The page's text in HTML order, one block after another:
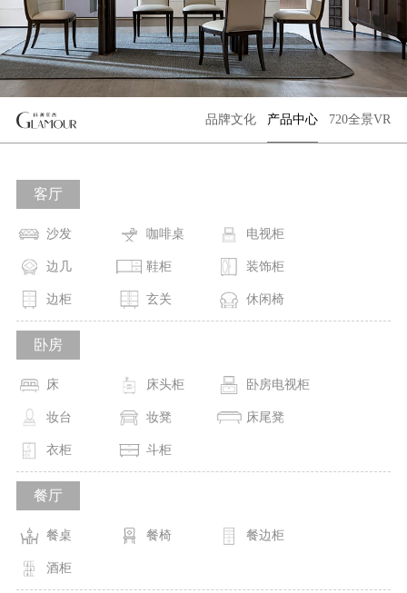
品牌文化 产品中心 720全景VR
客厅
沙发 咖啡桌 电视柜
边几 鞋柜 装饰柜
边柜 玄关 休闲椅
卧房
床 床头柜 卧房电视柜
妆台 妆凳 床尾凳
衣柜 斗柜
餐厅
餐桌 餐椅 餐边柜
酒柜